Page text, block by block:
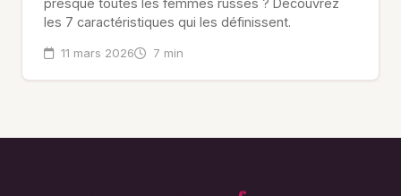
presque toutes les femmes russes ? Découvrez
les 7 caractéristiques qui les définissent.
11 mars 2026 7 min